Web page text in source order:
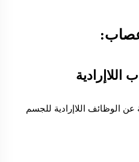
اللاإرادية
الوظائف اللاإرادية للجسم